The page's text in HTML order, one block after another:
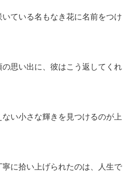
いている名もなき花に名前をつけ
思い出に、彼はこう返してくれ
ない小さな輝きを見つけるのが上
に拾い上げられたのは、人生で